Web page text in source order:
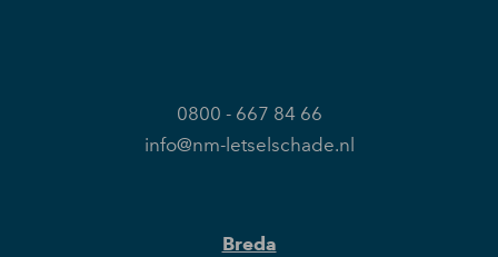
0800 - 667 84 66
info@nm-letselschade.nl
Breda